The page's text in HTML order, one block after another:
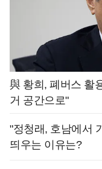
與 황희, 폐버스 활
거 공간으로"
"정청래, 호남에서
띄우는 이유는?